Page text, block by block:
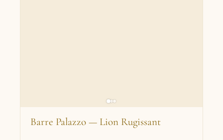
Barre Palazzo — Lion Rugissant